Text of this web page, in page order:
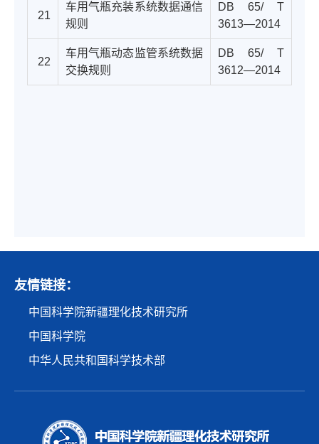
21
车用气瓶充装系统数据通信
规则
DB 65/ T
3613—2014
22
车用气瓶动态监管系统数据
交换规则
DB 65/ T
3612—2014
友情链接：
中国科学院新疆理化技术研究所
中国科学院
中华人民共和国科学技术部